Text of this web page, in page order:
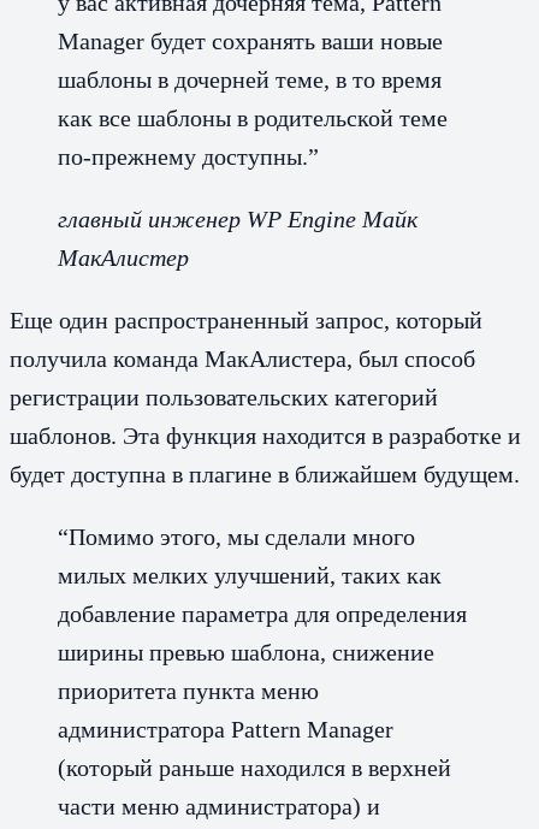
Manager будет сохранять ваши новые
шаблоны в дочерней теме, в то время
как все шаблоны в родительской теме
по-прежнему доступны.”
главный инженер WP Engine Майк
МакАлистер
Еще один распространенный запрос, который
получила команда МакАлистера, был способ
регистрации пользовательских категорий
шаблонов. Эта функция находится в разработке и
будет доступна в плагине в ближайшем будущем.
“Помимо этого, мы сделали много
милых мелких улучшений, таких как
добавление параметра для определения
ширины превью шаблона, снижение
приоритета пункта меню
администратора Pattern Manager
(который раньше находился в верхней
части меню администратора) и